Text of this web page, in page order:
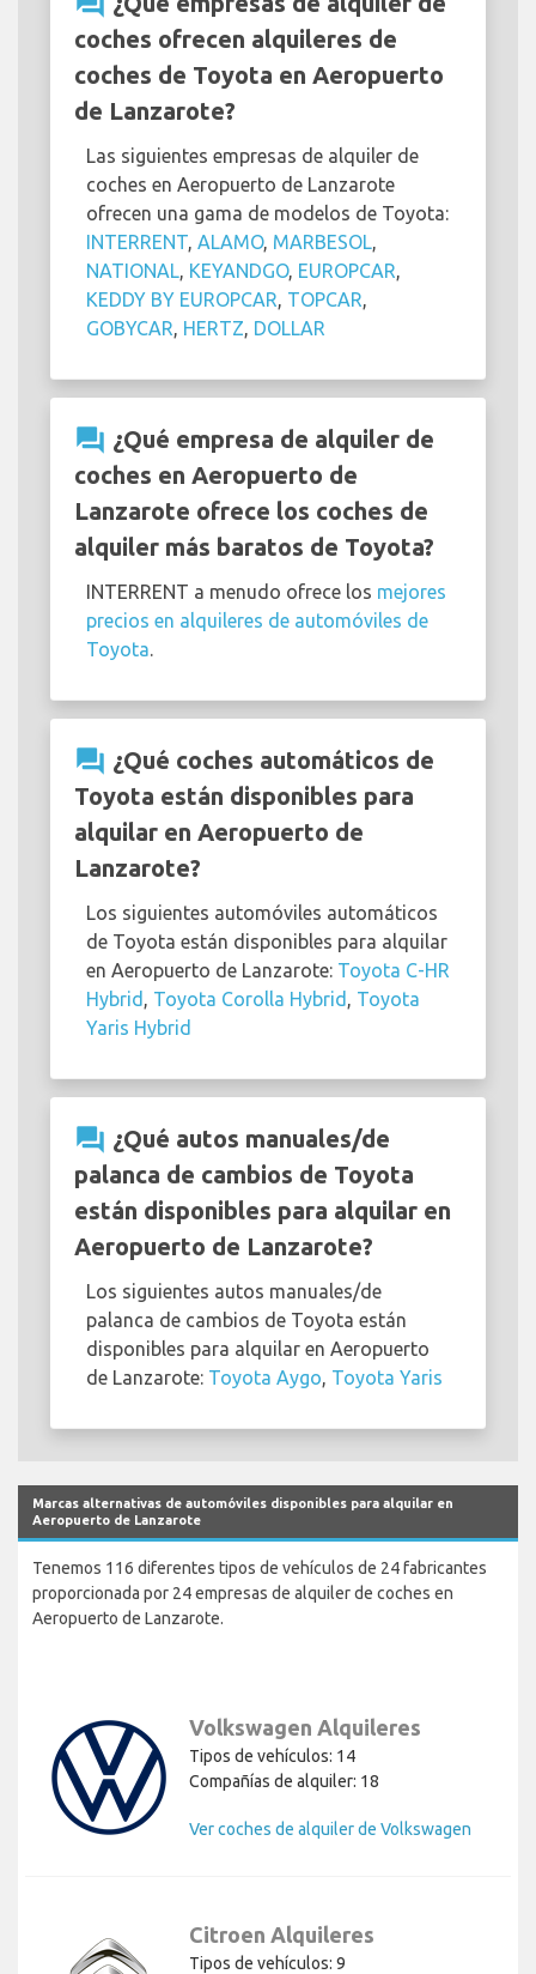
coches ofrecen alquileres de
coches de Toyota en Aeropuerto
de Lanzarote?
Las siguientes empresas de alquiler de
coches en Aeropuerto de Lanzarote
ofrecen una gama de modelos de Toyota:
INTERRENT ALAMO, MARBESOL
NATIONAL
KEYANDGO, EUROPCAR
KEDDY BY EUROPCAR TOPCAR
GOBYCAR HERTZ DOLLAR
question_answer ¿Qué empresa de alquiler de
coches en Aeropuerto de
Lanzarote ofrece los coches de
alquiler más baratos de Toyota?
INTERRENT a menudo ofrece los mejores
precios en alquileres de automóviles de
Toyota
question_answer ¿Qué coches automáticos de
Toyota están disponibles para
alquilar en Aeropuerto de
Lanzarote?
Los siguientes automóviles automáticos
de Toyota están disponibles para alquilar
en Aeropuerto de Lanzarote: Toyota C-HR
Hybrid
Toyota Corolla Hybrid
Toyota
Yaris Hybrid
question_answer ¿Qué autos manuales/de
palanca de cambios de Toyota
están disponibles para alquilar en
Aeropuerto de Lanzarote?
Los siguientes autos manuales/de
palanca de cambios de Toyota están
disponibles para alquilar en Aeropuerto
de Lanzarote: Toyota Aygo Toyota Yaris
Marcas alternativas de automóviles disponibles para alquilar en
Aeropuerto de Lanzarote
Tenemos 116 diferentes tipos de vehículos de 24 fabricantes
proporcionada por 24 empresas de alquiler de coches en
Aeropuerto de Lanzarote.
Volkswagen Alquileres
Tipos de vehículos: 14
Compañías de alquiler: 18
Ver coches de alquiler de Volkswagen
Citroen Alquileres
Tipos de vehículos: 9